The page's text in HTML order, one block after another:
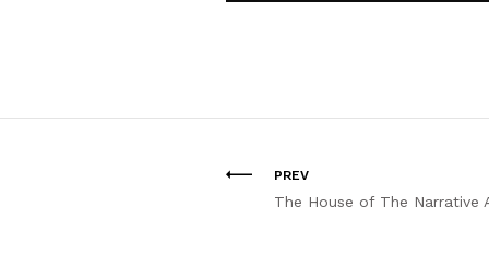
PREV
The House of The Narrative